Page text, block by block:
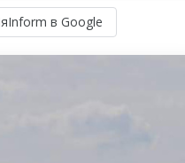
в Google